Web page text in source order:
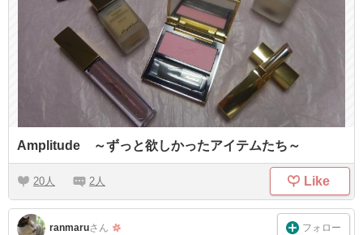
Amplitude ～ずっと欲しかったアイテムたち～
20 2 Like
ranmaruさん フォロー